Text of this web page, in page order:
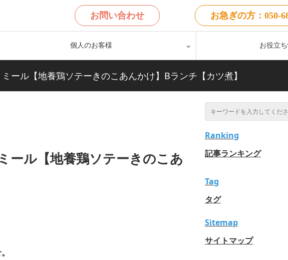
お問い合わせ お急ぎの方：050-
個人のお客様 お役立
ール【地養鶏ソテーきのこあんかけ】Bランチ【カツ煮】
ル【地養鶏ソテーきのこあ
Ranking
記事ランキング
Tag
タグ
Sitemap
サイトマップ